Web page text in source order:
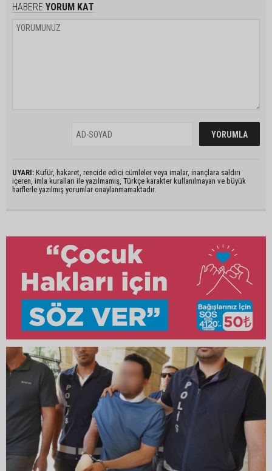
HABERE YORUM KAT
UYARI: Küfür, hakaret, rencide edici cümleler veya imalar, inançlara saldırı
içeren, imla kuralları ile yazılmamış, Türkçe karakter kullanılmayan ve büyük
harflerle yazılmış yorumlar onaylanmamaktadır.